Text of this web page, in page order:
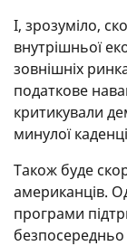
І, зрозуміло,
внутрішньої
зовнішніх
податкове
критикували
минулої
Також буде
американців.
програми
безпосередньо